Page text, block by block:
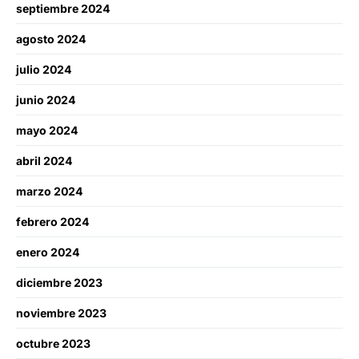
septiembre 2024
agosto 2024
julio 2024
junio 2024
mayo 2024
abril 2024
marzo 2024
febrero 2024
enero 2024
diciembre 2023
noviembre 2023
octubre 2023